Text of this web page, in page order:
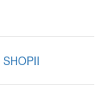
SHOPII